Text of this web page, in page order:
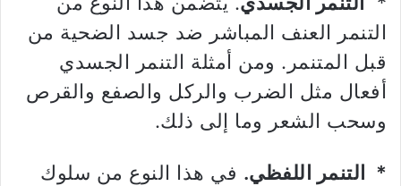
التنمر العنف المباشر ضد جسد الضحية من
قبل المتنمر. ومن أمثلة التنمر الجسدي
أفعال مثل الضرب والركل والصفع والقرص
وسحب الشعر وما إلى ذلك.
* التنمر اللفظي. في هذا النوع من سلوك